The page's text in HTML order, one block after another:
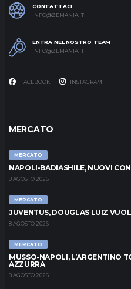
CONTATTACI
INFO@ZEMANIA.IT
ENTRA NEL NOSTRO TEAM
INFO@ZEMANIA.IT
FACEBOOK INSTAGRAM
MERCATO
MERCATO
NAPOLI-BADIASHILE, NUOVI
8 AGOSTO 2026
MERCATO
JUVENTUS, DOUGLAS LUIZ
8 AGOSTO 2026
MERCATO
MUSSO-NAPOLI, L’ARGENTINO
AZZURRA
8 AGOSTO 2026